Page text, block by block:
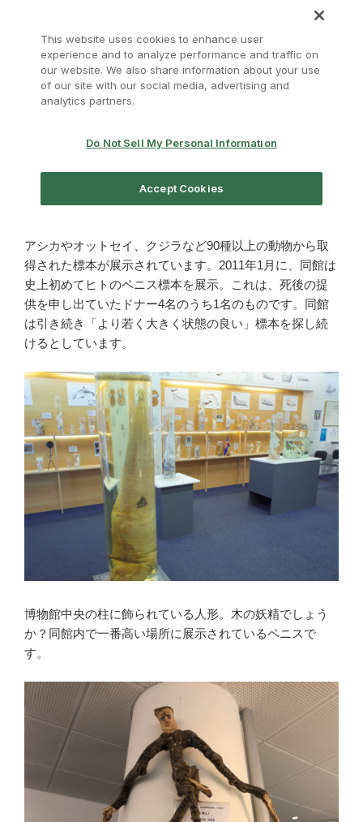
アシカやオットセイ、クジラなど90種以上の動物から取
得された標本が展示されています。2011年1月に、同館は
史上初めてヒトのペニス標本を展示。これは、死後の提
供を申し出ていたドナー4名のうち1名のものです。同館
は引き続き「より若く大きく状態の良い」標本を探し続
けるとしています。
博物館中央の柱に飾られている人形。木の妖精でしょう
か？同館内で一番高い場所に展示されているペニスで
す。